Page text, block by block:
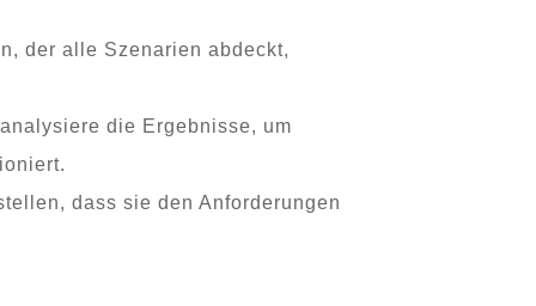
der alle Szenarien abdeckt,
die Ergebnisse, um
dass sie den Anforderungen